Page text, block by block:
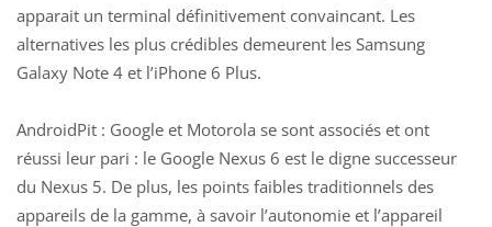
apparait un terminal définitivement convaincant. Les
alternatives les plus crédibles demeurent les Samsung
Galaxy Note 4 et l’iPhone 6 Plus.
AndroidPit : Google et Motorola se sont associés et ont
réussi leur pari : le Google Nexus 6 est le digne successeur
du Nexus 5. De plus, les points faibles traditionnels des
appareils de la gamme, à savoir l’autonomie et l’appareil